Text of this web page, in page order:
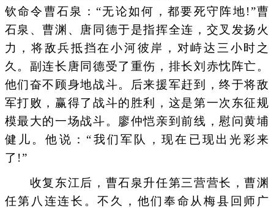
钦命令曹石泉：“无论如何，都要死守阵地!”曹
石泉、曹渊、唐同德于是指挥全连，交叉发扬火
力，将敌兵抵挡在小河彼岸，对峙达三小时之
久。副连长唐同德受了重伤，排长刘赤忱阵亡。
他们奋不顾身地战斗。后来援军赶到，终于将敌
军打败，赢得了战斗的胜利，这是第一次东征规
模最大的一场战斗。廖仲恺亲到前线，慰问黄埔
健儿。他说：“我们军队，现在已现出光彩来
了!”
收复东江后，曹石泉升任第三营营长，曹渊
任第八连连长。不久，他们奉命从梅县回师广